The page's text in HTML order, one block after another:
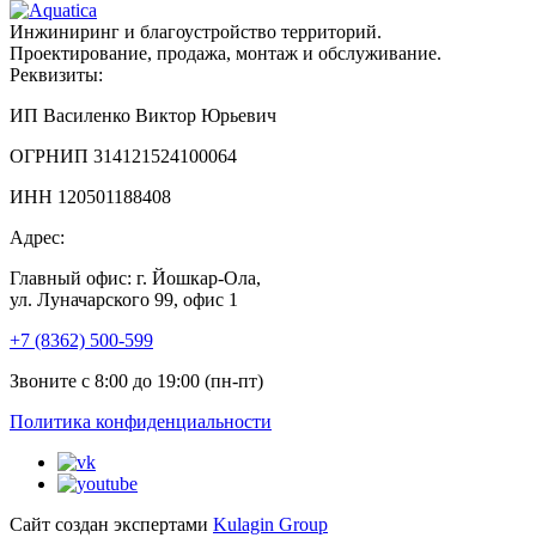
Инжиниринг и благоустройство территорий.
Проектирование, продажа, монтаж и обслуживание.
Реквизиты:
ИП Василенко Виктор Юрьевич
ОГРНИП 314121524100064
ИНН 120501188408
Адрес:
Главный офис: г. Йошкар-Ола,
ул. Луначарского 99, офис 1
+7 (8362) 500-599
Звоните с 8:00 до 19:00 (пн-пт)
Политика конфиденциальности
Сайт создан экспертами Kulagin Group